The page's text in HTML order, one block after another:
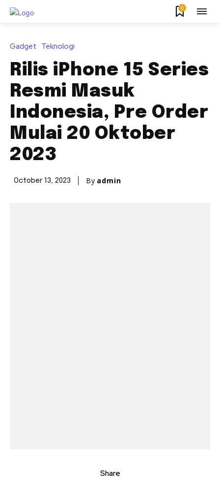
0
Gadget Teknologi
Rilis iPhone 15 Series
Resmi Masuk
Indonesia, Pre Order
Mulai 20 Oktober
2023
October 13, 2023 By admin
Share